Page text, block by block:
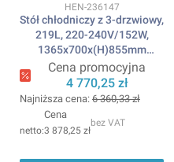
Kod produktu
HEN-236147
Stół chłodniczy z 3-drzwiowy,
219L, 220-240V/152W,
1365x700x(H)855mm
ARKTIC
Cena promocyjna
4 770,25 zł
Najniższa cena: 6 360,33 zł
Cena
3 878,25 zł
bez VAT